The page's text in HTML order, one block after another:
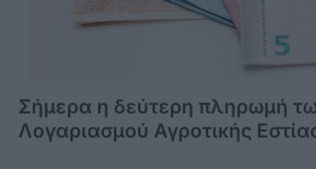
Σήμερα η δεύτερη πληρωμή
Λογαριασμού Αγροτικής